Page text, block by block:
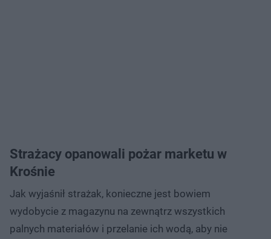
Strażacy opanowali pożar marketu w
Krośnie
Jak wyjaśnił strażak, konieczne jest bowiem
wydobycie z magazynu na zewnątrz wszystkich
palnych materiałów i przelanie ich wodą, aby nie